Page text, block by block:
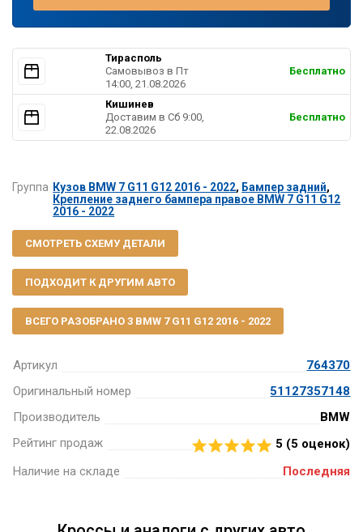
Артикул
764370
Оригинальный номер
51127357148
Производитель
BMW
Рейтинг продаж
5 (5 оценок)
Наличие на складе
Последняя
Тирасполь
Самовывоз в Пт
14:00, 21.08.2026
Бесплатно
Кишинев
Доставим в Cб 9:00,
22.08.2026
Бесплатно
Группа Кузов BMW 7 G11 G12 2016 - 2022, Бампер задний,
Крепление заднего бампера правое BMW 7 G11 G12
2016 - 2022
СМОТРЕТЬ СХЕМУ ДЕТАЛИ
ПОДХОДИТ К ДРУГИМ АВТО
ВСЕГО РАЗОБРАНО 3 BMW 7 G11 G12 2016 - 2022